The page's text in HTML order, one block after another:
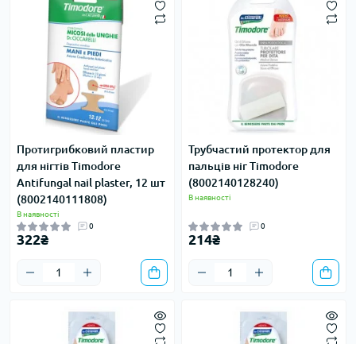
Протигрибковий пластир
для нігтів Timodore
Antifungal nail plaster, 12 шт
(8002140111808)
В наявності
0
322₴
Трубчастий протектор для
пальців ніг Timodore
(8002140128240)
В наявності
0
214₴